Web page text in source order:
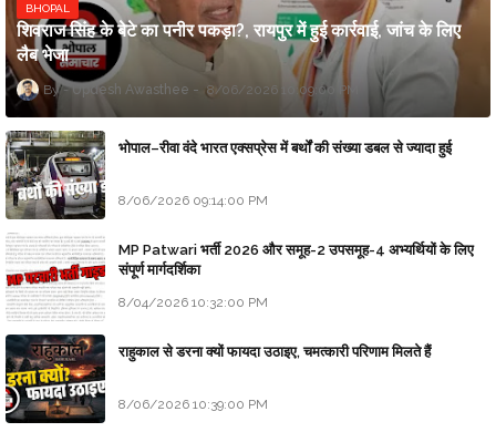
BHOPAL
शिवराज सिंह के बेटे का पनीर पकड़ा?, रायपुर में हुई कार्रवाई, जांच के लिए
लैब भेजा
Updesh Awasthee 8/06/2026 10:09:00 PM
भोपाल–रीवा वंदे भारत एक्सप्रेस में बर्थों की संख्या डबल से ज्यादा हुई
8/06/2026 09:14:00 PM
MP Patwari भर्ती 2026 और समूह-2 उपसमूह-4 अभ्यर्थियों के लिए
संपूर्ण मार्गदर्शिका
8/04/2026 10:32:00 PM
राहुकाल से डरना क्यों फायदा उठाइए, चमत्कारी परिणाम मिलते हैं
8/06/2026 10:39:00 PM